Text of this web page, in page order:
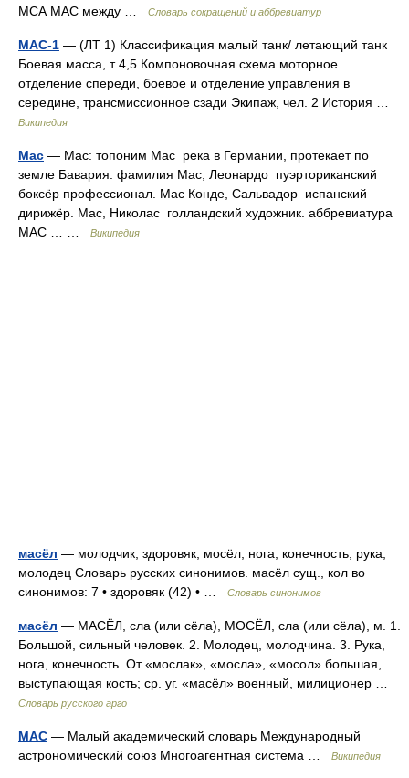
МСА МАС между …
Словарь сокращений и аббревиатур
МАС-1 — (ЛТ 1) Классификация малый танк/ летающий танк
Боевая масса, т 4,5 Компоновочная схема моторное
отделение спереди, боевое и отделение управления в
середине, трансмиссионное сзади Экипаж, чел. 2 История …
Википедия
Мас — Мас: топоним Мас река в Германии, протекает по
земле Бавария. фамилия Мас, Леонардо пуэрториканский
боксёр профессионал. Мас Конде, Сальвадор испанский
дирижёр. Мас, Николас голландский художник. аббревиатура
МАС … …
Википедия
масёл — молодчик, здоровяк, мосёл, нога, конечность, рука,
молодец Словарь русских синонимов. масёл сущ., кол во
синонимов: 7 • здоровяк (42) • …
Словарь синонимов
масёл — МАСЁЛ, сла (или сёла), МОСЁЛ, сла (или сёла), м. 1.
Большой, сильный человек. 2. Молодец, молодчина. 3. Рука,
нога, конечность. От «мослак», «мосла», «мосол» большая,
выступающая кость; ср. уг. «масёл» военный, милиционер …
Словарь русского арго
МАС — Малый академический словарь Международный
астрономический союз Многоагентная система …
Википедия